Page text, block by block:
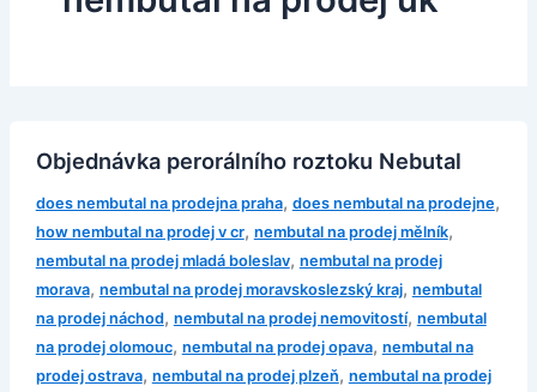
Objednávka perorálního roztoku Nebutal
does nembutal na prodejna praha, does nembutal na prodejne,
how nembutal na prodej v cr, nembutal na prodej mělník,
nembutal na prodej mladá boleslav, nembutal na prodej
morava, nembutal na prodej moravskoslezský kraj, nembutal
na prodej náchod, nembutal na prodej nemovitostí, nembutal
na prodej olomouc, nembutal na prodej opava, nembutal na
prodej ostrava, nembutal na prodej plzeň, nembutal na prodej